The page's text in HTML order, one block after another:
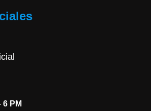
6 PM